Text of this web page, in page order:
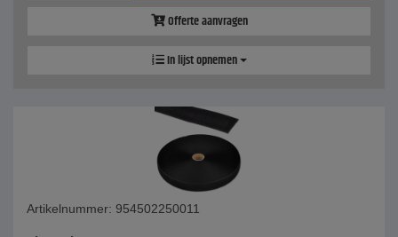
Offerte aanvragen
In lijst opnemen
Artikelnummer: 954502250011